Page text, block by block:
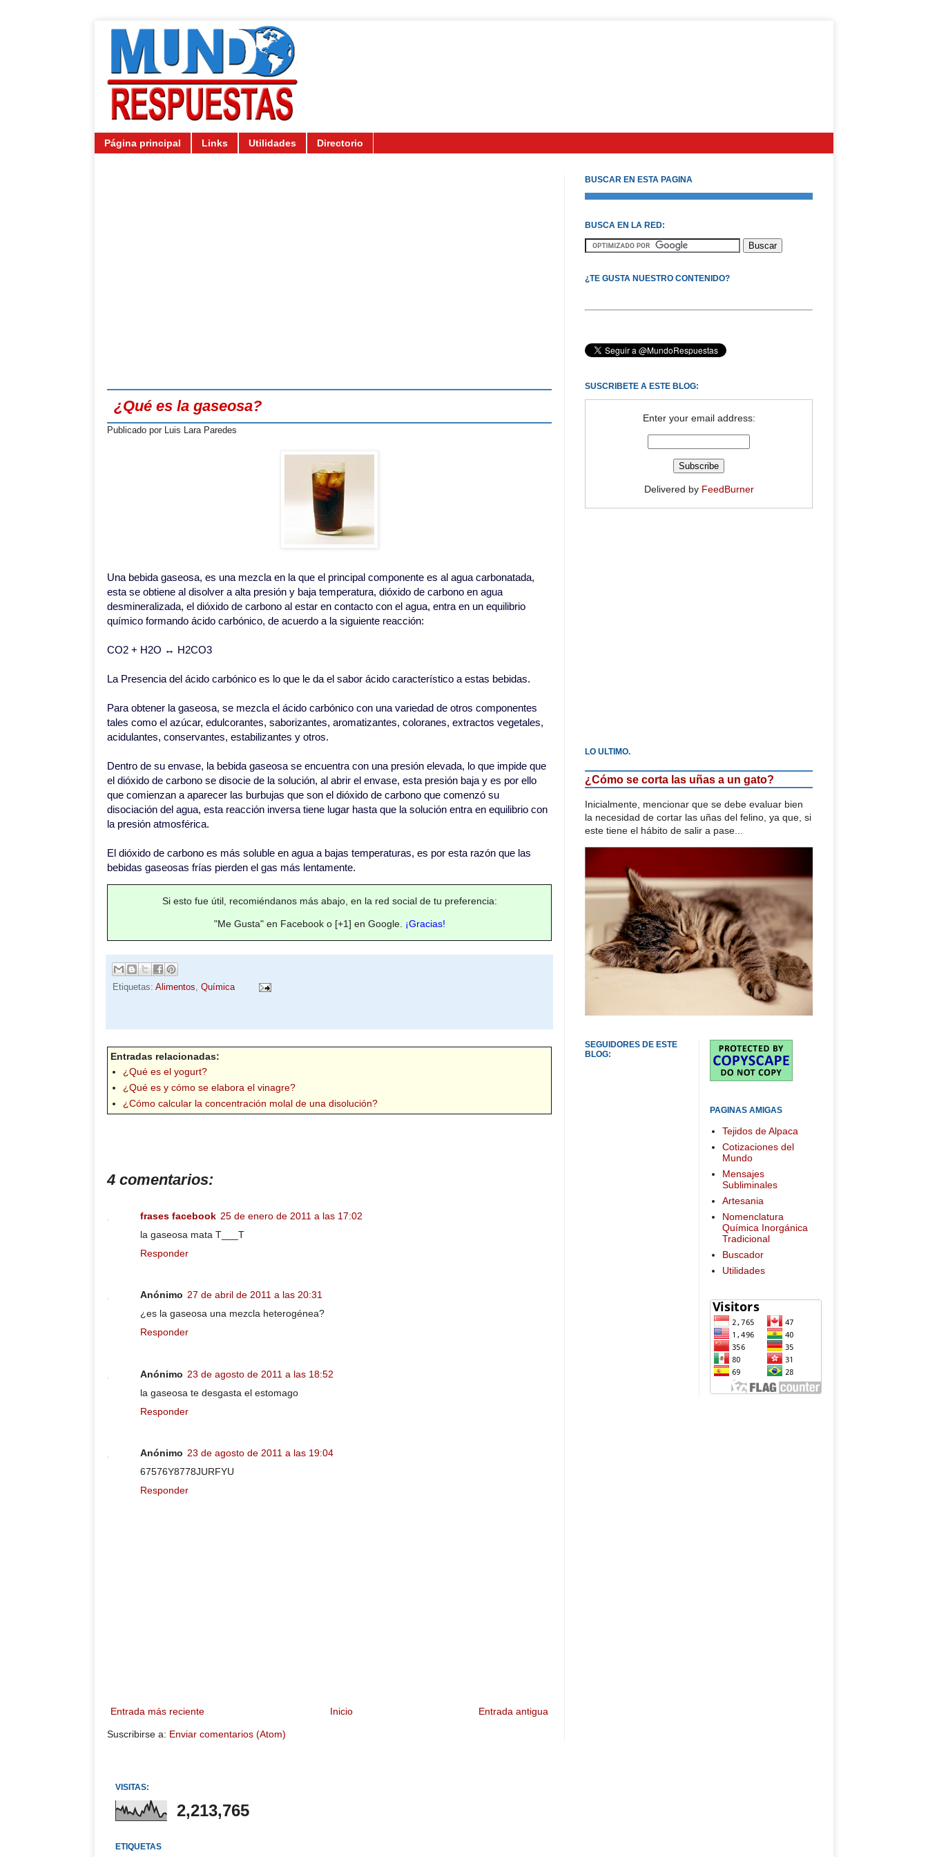
Página principal Links Utilidades Directorio
¿Qué es la gaseosa?
Publicado por Luis Lara Paredes
Una bebida gaseosa, es una mezcla en la que el principal componente es al agua carbonatada,
esta se obtiene al disolver a alta presión y baja temperatura, dióxido de carbono en agua
desmineralizada, el dióxido de carbono al estar en contacto con el agua, entra en un equilibrio
químico formando ácido carbónico, de acuerdo a la siguiente reacción:
CO2 + H2O ↔ H2CO3
La Presencia del ácido carbónico es lo que le da el sabor ácido característico a estas bebidas.
Para obtener la gaseosa, se mezcla el ácido carbónico con una variedad de otros componentes
tales como el azúcar, edulcorantes, saborizantes, aromatizantes, coloranes, extractos vegetales,
acidulantes, conservantes, estabilizantes y otros.
Dentro de su envase, la bebida gaseosa se encuentra con una presión elevada, lo que impide que
el dióxido de carbono se disocie de la solución, al abrir el envase, esta presión baja y es por ello
que comienzan a aparecer las burbujas que son el dióxido de carbono que comenzó su
disociación del agua, esta reacción inversa tiene lugar hasta que la solución entra en equilibrio con
la presión atmosférica.
El dióxido de carbono es más soluble en agua a bajas temperaturas, es por esta razón que las
bebidas gaseosas frías pierden el gas más lentamente.
Si esto fue útil, recomiéndanos más abajo, en la red social de tu preferencia:
"Me Gusta" en Facebook o [+1] en Google. ¡Gracias!
Etiquetas: Alimentos, Química
Entradas relacionadas:
¿Qué es el yogurt?
¿Qué es y cómo se elabora el vinagre?
¿Cómo calcular la concentración molal de una disolución?
4 comentarios:
frases facebook 25 de enero de 2011 a las 17:02
la gaseosa mata T___T
Responder
Anónimo 27 de abril de 2011 a las 20:31
¿es la gaseosa una mezcla heterogénea?
Responder
Anónimo 23 de agosto de 2011 a las 18:52
la gaseosa te desgasta el estomago
Responder
Anónimo 23 de agosto de 2011 a las 19:04
67576Y8778JURFYU
Responder
Entrada más reciente Entrada antigua
Inicio
Suscribirse a: Enviar comentarios (Atom)
BUSCAR EN ESTA PAGINA
BUSCA EN LA RED:
¿TE GUSTA NUESTRO CONTENIDO?
SUSCRIBETE A ESTE BLOG:
Enter your email address:
Delivered by FeedBurner
LO ULTIMO.
¿Cómo se corta las uñas a un gato?
Inicialmente, mencionar que se debe evaluar bien
la necesidad de cortar las uñas del felino, ya que, si
este tiene el hábito de salir a pase...
SEGUIDORES DE ESTE
BLOG:
PAGINAS AMIGAS
Tejidos de Alpaca
Cotizaciones del
Mundo
Mensajes
Subliminales
Artesania
Nomenclatura
Química Inorgánica
Tradicional
Buscador
Utilidades
VISITAS:
2,213,765
ETIQUETAS